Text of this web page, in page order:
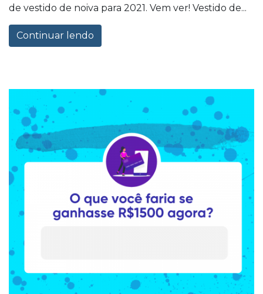
de vestido de noiva para 2021. Vem ver! Vestido de...
Continuar lendo